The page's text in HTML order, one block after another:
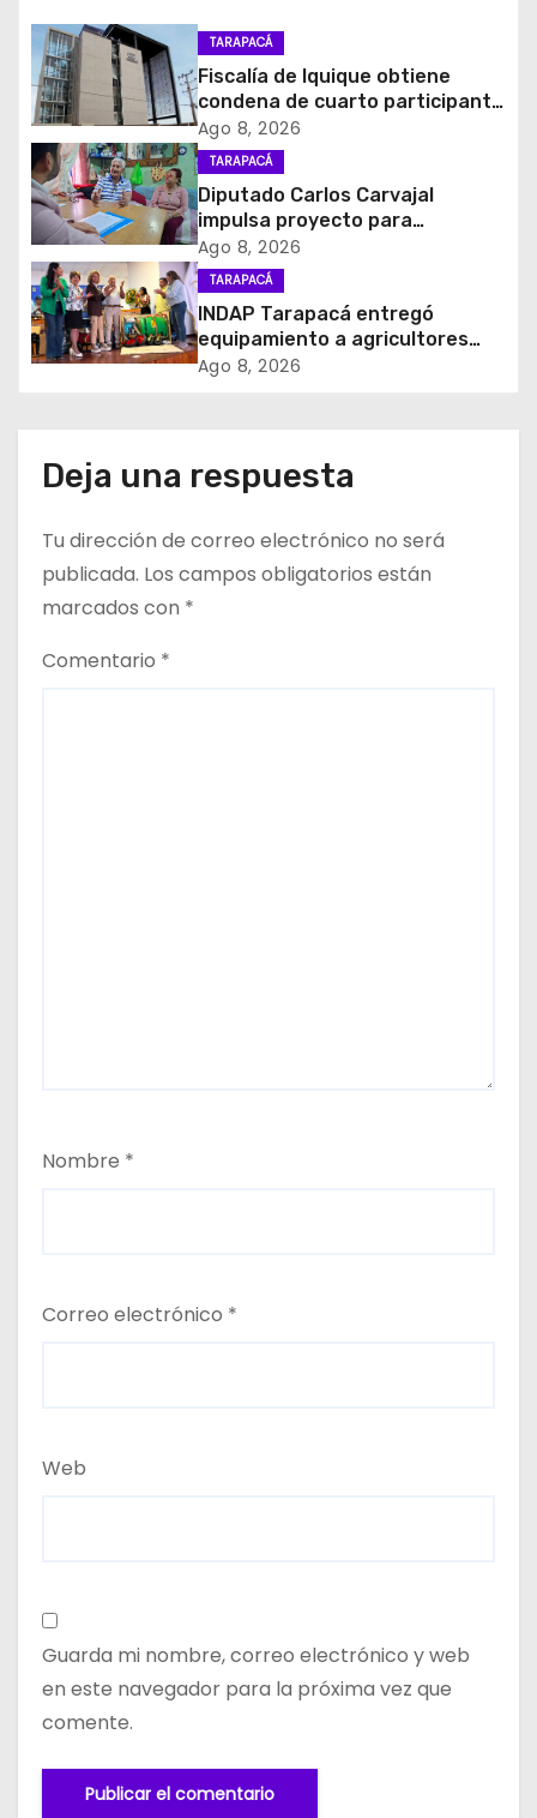
i
ó
n
d
e
e
n
t
a
d
a
s
TARAPACÁ
Fiscalía de Iquique obtiene
condena de cuarto participante
en violento asalto a
comerciante
Ago 8, 2026
TARAPACÁ
Diputado Carlos Carvajal
impulsa proyecto para
homenajear en vida al campeón
mundial Raúl Choque
Ago 8, 2026
TARAPACÁ
INDAP Tarapacá entregó
equipamiento a agricultores
para prevenir la mosca de la
Ago 8, 2026
Deja una respuesta
Tu dirección de correo electrónico no será
publicada. Los campos obligatorios están
marcados con *
Comentario *
Nombre *
Correo electrónico *
Web
Guarda mi nombre, correo electrónico y web
en este navegador para la próxima vez que
comente.